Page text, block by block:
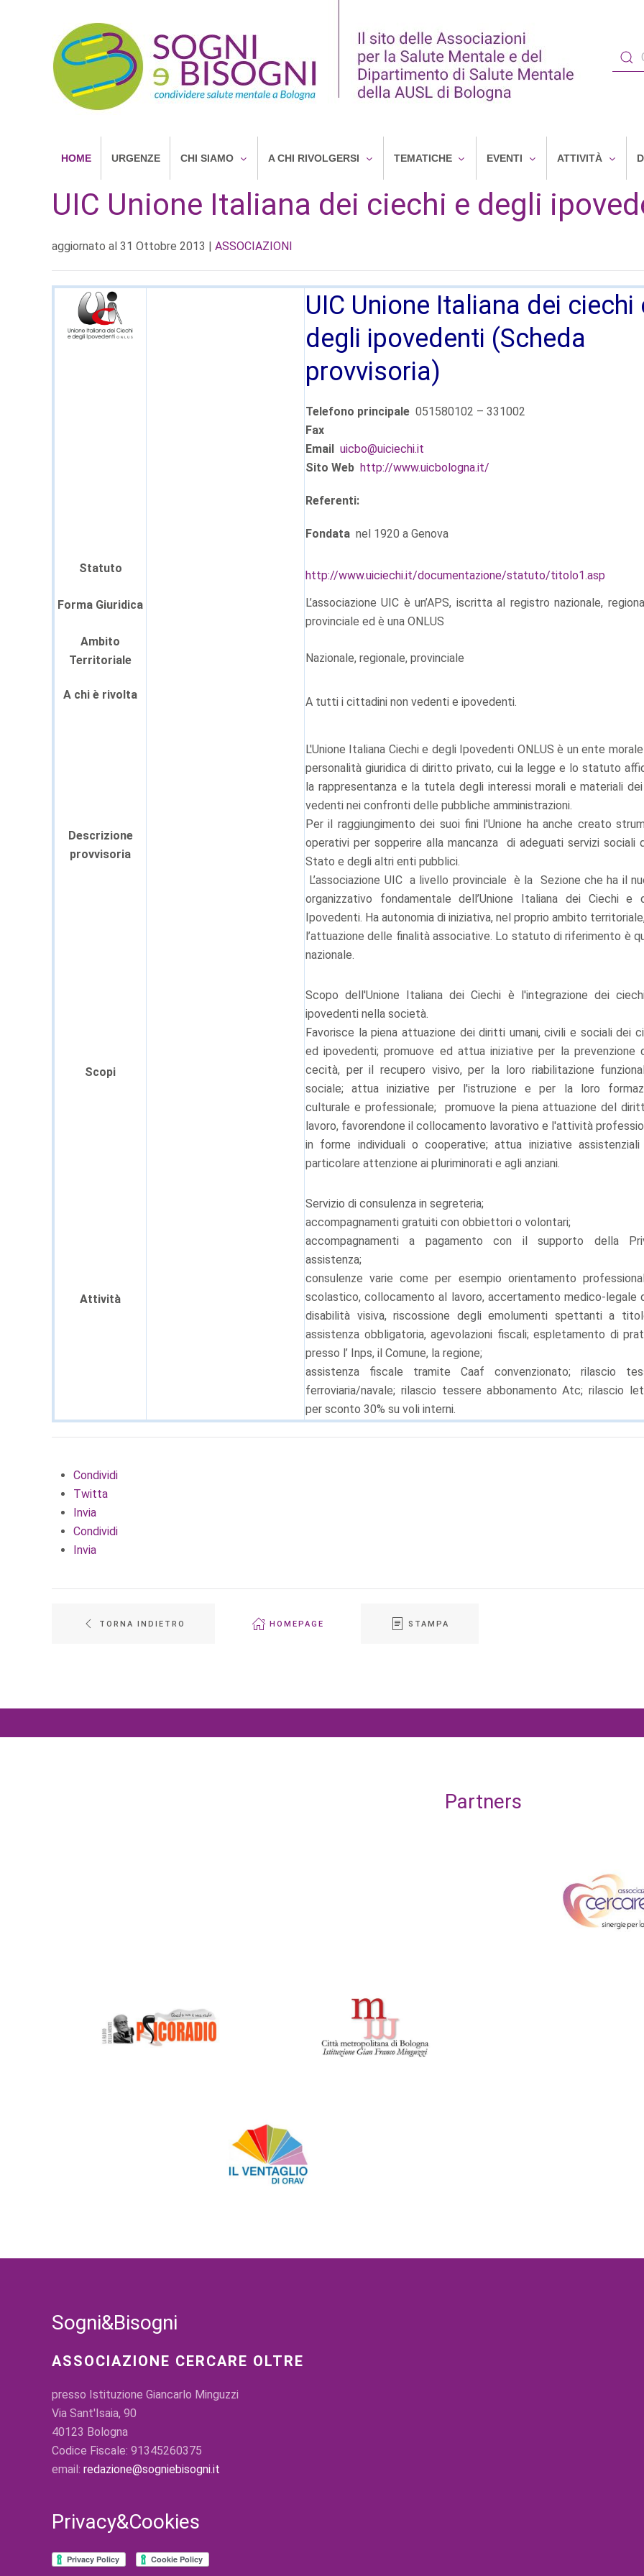
HOME URGENZE CHI SIAMO A CHI RIVOLGERSI TEMATICHE EVENTI ATTIVITÀ
UIC Unione Italiana dei ciechi e degli
aggiornato al 31 Ottobre 2013 | ASSOCIAZIONI
UIC Unione Italiana dei ciechi
degli ipovedenti (Scheda
provvisoria)
Telefono principale 051580102 – 331002
Fax
Email uicbo@uiciechi.it
Sito Web http://www.uicbologna.it/
Referenti:
Fondata nel 1920 a Genova
Statuto
http://www.uiciechi.it/documentazione/statuto/titolo1.asp
Forma Giuridica
L’associazione UIC è un’APS, iscritta al registro nazionale,
provinciale ed è una ONLUS
Ambito
Territoriale
Nazionale, regionale, provinciale
A chi è rivolta
A tutti i cittadini non vedenti e ipovedenti.
Descrizione
provvisoria
L'Unione Italiana Ciechi e degli Ipovedenti ONLUS è un ente
personalità giuridica di diritto privato, cui la legge e lo statuto
la rappresentanza e la tutela degli interessi morali e materiali dei
vedenti nei confronti delle pubbliche amministrazioni.
Per il raggiungimento dei suoi fini l'Unione ha anche creato
operativi per sopperire alla mancanza di adeguati servizi sociali
Stato e degli altri enti pubblici.
L’associazione UIC a livello provinciale è la Sezione che ha il
organizzativo fondamentale dell’Unione Italiana dei Ciechi e
Ipovedenti. Ha autonomia di iniziativa, nel proprio ambito
l’attuazione delle finalità associative. Lo statuto di riferimento è
nazionale.
Scopi
Scopo dell'Unione Italiana dei Ciechi è l'integrazione dei
ipovedenti nella società.
Favorisce la piena attuazione dei diritti umani, civili e sociali dei
ed ipovedenti; promuove ed attua iniziative per la prevenzione
cecità, per il recupero visivo, per la loro riabilitazione
sociale; attua iniziative per l'istruzione e per la loro
culturale e professionale; promuove la piena attuazione del
lavoro, favorendone il collocamento lavorativo e l'attività
in forme individuali o cooperative; attua iniziative assistenziali
particolare attenzione ai pluriminorati e agli anziani.
Attività
Servizio di consulenza in segreteria;
accompagnamenti gratuiti con obbiettori o volontari;
accompagnamenti a pagamento con il supporto della
assistenza;
consulenze varie come per esempio orientamento
scolastico, collocamento al lavoro, accertamento medico-legale
disabilità visiva, riscossione degli emolumenti spettanti a
assistenza obbligatoria, agevolazioni fiscali; espletamento di
presso l’ Inps, il Comune, la regione;
assistenza fiscale tramite Caaf convenzionato; rilascio
ferroviaria/navale; rilascio tessere abbonamento Atc; rilascio
per sconto 30% su voli interni.
Condividi
Twitta
Invia
Condividi
Invia
TORNA INDIETRO HOMEPAGE STAMPA
Partners
Sogni&Bisogni
ASSOCIAZIONE CERCARE OLTRE
presso Istituzione Giancarlo Minguzzi
Via Sant'Isaia, 90
40123 Bologna
Codice Fiscale: 91345260375
email: redazione@sogniebisogni.it
Privacy&Cookies